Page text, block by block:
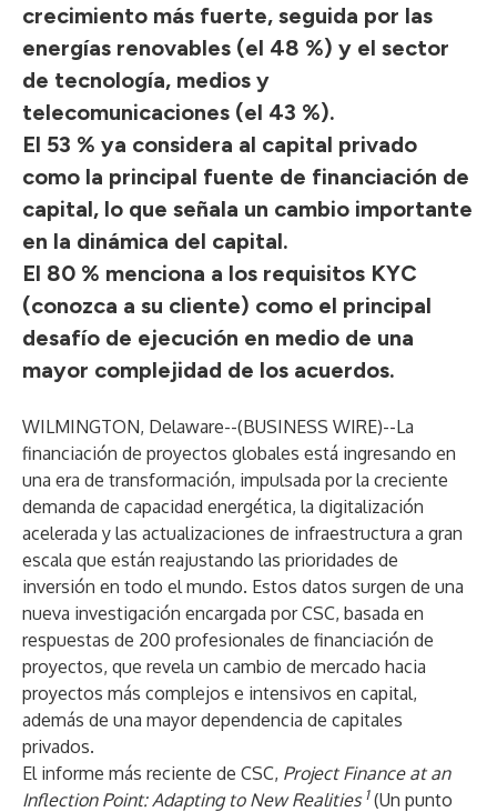
crecimiento más fuerte, seguida por las
energías renovables (el 48 %) y el sector
de tecnología, medios y
telecomunicaciones (el 43 %).
El 53 % ya considera al capital privado
como la principal fuente de financiación de
capital, lo que señala un cambio importante
en la dinámica del capital.
El 80 % menciona a los requisitos KYC
(conozca a su cliente) como el principal
desafío de ejecución en medio de una
mayor complejidad de los acuerdos.
WILMINGTON, Delaware--(BUSINESS WIRE)--La
financiación de proyectos globales está ingresando en
una era de transformación, impulsada por la creciente
demanda de capacidad energética, la digitalización
acelerada y las actualizaciones de infraestructura a gran
escala que están reajustando las prioridades de
inversión en todo el mundo. Estos datos surgen de una
nueva investigación encargada porCSC, basada en
respuestas de 200 profesionales de financiación de
proyectos, que revela un cambio de mercado hacia
proyectos más complejos e intensivos en capital,
además de una mayor dependencia de capitales
privados.
El informe más reciente de CSC, Project Finance at an
Inflection Point: Adapting to New Realities 1 (Un punto